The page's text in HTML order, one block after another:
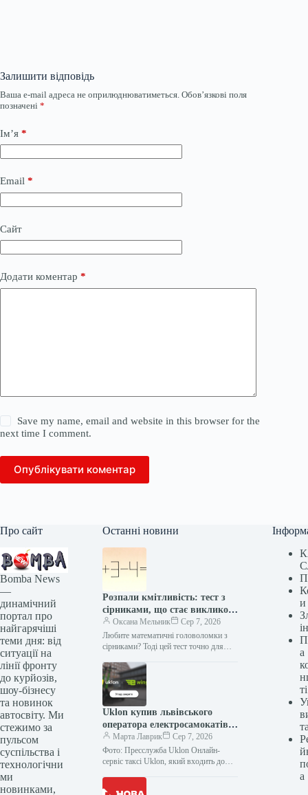
Залишити відповідь
Ваша e-mail адреса не оприлюднюватиметься. Обов’язкові поля
позначені *
Ім’я *
Email *
Сайт
Додати коментар *
Save my name, email and website in this browser for the
next time I comment.
Опублікувати коментар
Про сайт
Bomba News
—
динамічний
портал про
найгарячіші
теми дня: від
ситуації на
лінії фронту
до курйозів,
шоу-бізнесу
та новинок
автосвіту. Ми
стежимо за
пульсом
суспільства і
технологічни
ми
новинками,
Останні новини
Розпали кмітливість: тест з
сірниками, що стає викликом
для найрозумніших
Оксана Мельник
Сер 7, 2026
Любите математичні головоломки з
сірниками? Тоді цей тест точно для
нова загадка, яка перевіряє
уважність…
Uklon купив львівського
оператора електросамокатів
e-Wings за 97,6 мільйона
гривень
Марта Лаврик
Сер 7, 2026
Фото: Пресслужба Uklon Онлайн-
сервіс таксі Uklon, який входить до
и
а
ті
а